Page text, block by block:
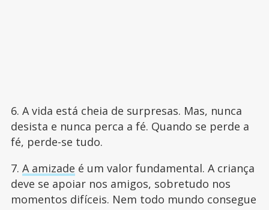
6. A vida está cheia de surpresas. Mas, nunca
desista e nunca perca a fé. Quando se perde a
fé, perde-se tudo.
7. A amizade é um valor fundamental. A criança
deve se apoiar nos amigos, sobretudo nos
momentos difíceis. Nem todo mundo consegue